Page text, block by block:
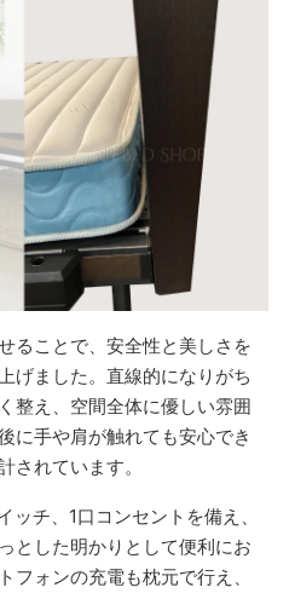
ることで、安全性と美しさを
げました。直線的になりがち
整え、空間全体に優しい雰囲
に手や肩が触れても安心でき
されています。
チ、1口コンセントを備え、
とした明かりとして便利にお
フォンの充電も枕元で行え、